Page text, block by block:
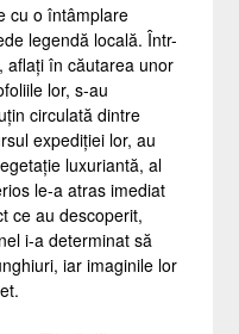
cu o întâmplare
legendă locală. Într-
aflați în căutarea unor
lor, s-au
circulată dintre
expediției lor, au
luxuriantă, al
le-a atras imediat
ce au descoperit,
i-a determinat să
iar imaginile lor